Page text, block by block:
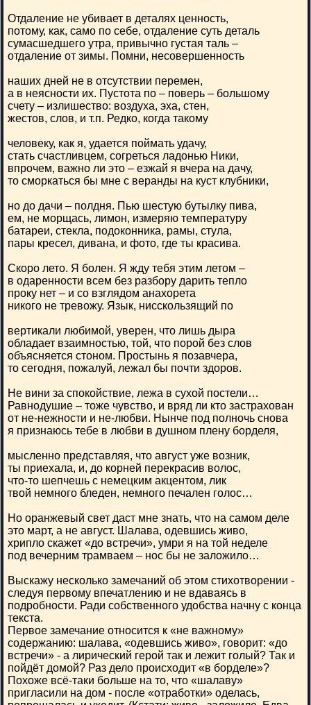
Отдаление не убивает в деталях ценность,
потому, как, само по себе, отдаление суть деталь
сумасшедшего утра, привычно густая таль –
отдаление от зимы. Помни, несовершенность
наших дней не в отсутствии перемен,
а в неясности их. Пустота по – поверь – большому
счету – излишество: воздуха, эха, стен,
жестов, слов, и т.п. Редко, когда такому
человеку, как я, удается поймать удачу,
стать счастливцем, согреться ладонью Ники,
впрочем, важно ли это – езжай я вчера на дачу,
то сморкаться бы мне с веранды на куст клубники,
но до дачи – полдня. Пью шестую бутылку пива,
ем, не морщась, лимон, измеряю температуру
батареи, стекла, подоконника, рамы, стула,
пары кресел, дивана, и фото, где ты красива.
Скоро лето. Я болен. Я жду тебя этим летом –
в одаренности всем без разбору дарить тепло
проку нет – и со взглядом анахорета
никого не тревожу. Язык, нисскользящий по
вертикали любимой, уверен, что лишь дыра
обладает взаимностью, той, что порой без слов
объясняется стоном. Простынь я позавчера,
то сегодня, пожалуй, лежал бы почти здоров.
Не вини за спокойствие, лежа в сухой постели…
Равнодушие – тоже чувство, и вряд ли кто застрахован
от не-нежности и не-любви. Нынче под полночь снова
я признаюсь тебе в любви в душном плену борделя,
мысленно представляя, что август уже возник,
ты приехала, и, до корней перекрасив волос,
что-то шепчешь с немецким акцентом, лик
твой немного бледен, немного печален голос…
Но оранжевый свет даст мне знать, что на самом деле
это март, а не август. Шалава, одевшись живо,
хрипло скажет «до встречи», умри я на той неделе
под вечерним трамваем – нос бы не заложило…
Выскажу несколько замечаний об этом стихотворении -
следуя первому впечатлению и не вдаваясь в
подробности. Ради собственного удобства начну с конца
текста.
Первое замечание относится к «не важному»
содержанию: шалава, «одевшись живо», говорит: «до
встречи» - а лирический герой так и лежит голый? Так и
пойдёт домой? Раз дело происходит «в борделе»?
Похоже всё-таки больше на то, что «шалаву»
пригласили на дом - после «отработки» оделась,